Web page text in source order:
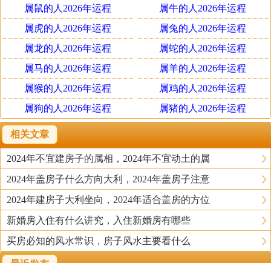
如果已婚而未有子女的夫妇，想要求子的话，就适合于搬
到靠近山的地方居住为好。“在现代家居风水中，高者代表
山，低者代表水，不一定要真正的山”，但是在选择山上需
要注意以下几条：
一、山要有雄壮之姿为好，那样出生的子女事业成就也会
大。
二、山的形状温合柔美，看上去爽心舒目的，那出生的子
女也是不错的。
三、如果是穷山或恶山或看上去险峻的话，那么是容易有
流产之类的事发生，是不利生育的。
以上是外部环境的原则，而在室内家居的布置上，可以这
样来：
一、在室内可以放一对麒麟来催子。
历史上据传，孔子就是由麒麟所送的。传说中，麒麟为仁
属鼠的人2026年运程
属牛的人2026年运程
属虎的人2026年运程
属兔的人2026年运程
属龙的人2026年运程
属蛇的人2026年运程
属马的人2026年运程
属羊的人2026年运程
属猴的人2026年运程
属鸡的人2026年运程
属狗的人2026年运程
属猪的人2026年运程
相关文章
2024年不宜建房子的属相，2024年不宜动土的属
2024年盖房子什么方向大利，2024年盖房子注意
2024年建房子大利坐向，2024年适合盖房的方位
新婚房入住有什么讲究，入住新婚房有哪些
买房必知的风水常识，房子风水主要看什么